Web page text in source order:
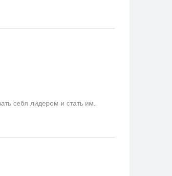
себя лидером и стать им.